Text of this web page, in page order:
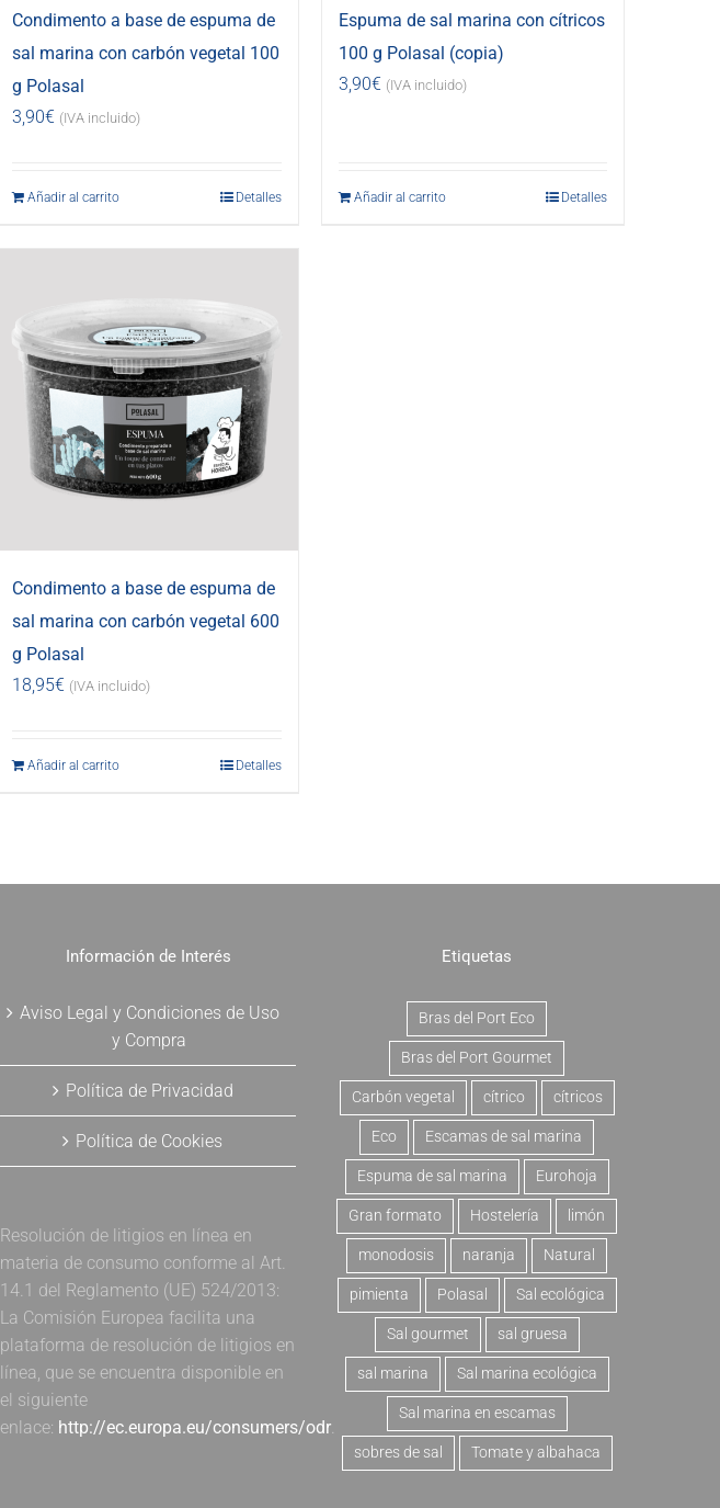
Condimento a base de espuma de
sal marina con carbón vegetal 100
g Polasal
3,90€ (IVA incluido)
Añadir al carrito Detalles
Espuma de sal marina con cítricos
100 g Polasal (copia)
3,90€ (IVA incluido)
Añadir al carrito Detalles
Condimento a base de espuma de
sal marina con carbón vegetal 600
g Polasal
18,95€ (IVA incluido)
Añadir al carrito Detalles
Información de Interés
Aviso Legal y Condiciones de Uso
y Compra
Política de Privacidad
Política de Cookies
Resolución de litigios en línea en
materia de consumo conforme al Art.
14.1 del Reglamento (UE) 524/2013:
La Comisión Europea facilita una
plataforma de resolución de litigios en
línea, que se encuentra disponible en
el siguiente
enlace: http://ec.europa.eu/consumers/odr.
Etiquetas
Bras del Port Eco
Bras del Port Gourmet
Carbón vegetal cítrico cítricos
Eco Escamas de sal marina
Espuma de sal marina Eurohoja
Gran formato Hostelería limón
monodosis naranja Natural
pimienta Polasal Sal ecológica
Sal gourmet sal gruesa
sal marina Sal marina ecológica
Sal marina en escamas
sobres de sal Tomate y albahaca